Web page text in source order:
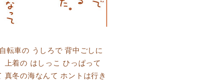
転車の うしろで 背中ごしに
上着の はしっこ ひっぱって
冬の海なんて ホントは行き